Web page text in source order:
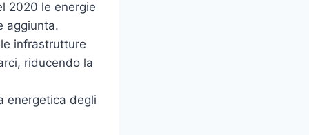
2020 le energie
aggiunta.
infrastrutture
riducendo la
energetica degli